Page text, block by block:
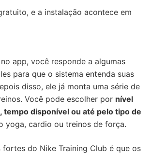
e a instalação acontece em
app, você responde a algumas
para que o sistema entenda suas
disso, ele já monta uma série de
Você pode escolher por nível
tempo disponível ou até pelo tipo de
yoga, cardio ou treinos de força.
do Nike Training Club é que os